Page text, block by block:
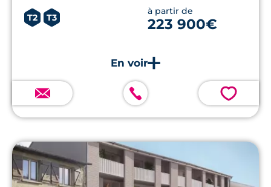
T2 T3
à partir de
223 900€
💗